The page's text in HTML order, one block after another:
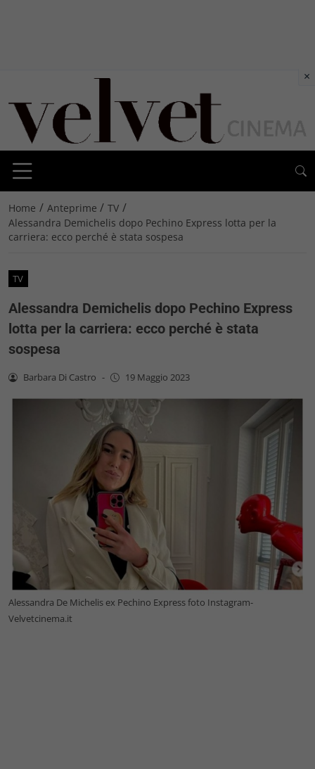
Home / Anteprime / TV /
Alessandra Demichelis dopo Pechino Express lotta per la
carriera: ecco perché è stata sospesa
TV
Alessandra Demichelis dopo Pechino Express
lotta per la carriera: ecco perché è stata
sospesa
Barbara Di Castro - 19 Maggio 2023
Alessandra De Michelis ex Pechino Express foto Instagram-
Velvetcinema.it
×